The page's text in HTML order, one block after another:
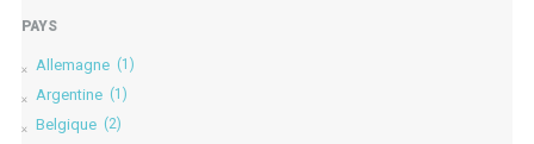
PAYS
Allemagne (1)
Argentine (1)
Belgique (2)